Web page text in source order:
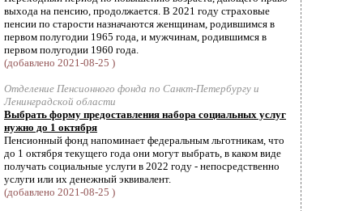
выхода на пенсию, продолжается. В 2021 году страховые
пенсии по старости назначаются женщинам, родившимся в
первом полугодии 1965 года, и мужчинам, родившимся в
первом полугодии 1960 года.
(добавлено 2021-08-25 )
Отделение Пенсионного фонда по Санкт-Петербургу и
Ленинградской области
Выбрать форму предоставления набора социальных услуг
нужно до 1 октября
Пенсионный фонд напоминает федеральным льготникам, что
до 1 октября текущего года они могут выбрать, в каком виде
получать социальные услуги в 2022 году - непосредственно
услуги или их денежный эквивалент.
(добавлено 2021-08-25 )